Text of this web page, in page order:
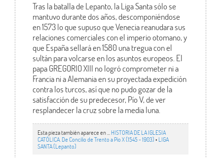
Tras la batalla de Lepanto, la Liga Santa sólo se
mantuvo durante dos años, descomponiéndose
en 1573 lo que supuso que Venecia reanudara sus
relaciones comerciales con el imperio otomano, y
que España sellará en 1580 una tregua con el
sultán para volcarse en los asuntos europeos. El
papa GREGORIO XIII no logró comprometer ni a
Francia ni a Alemania en su proyectada expedición
contra los turcos, así que no pudo gozar de la
satisfacción de su predecesor, Pío V, de ver
resplandecer la cruz sobre la media luna.
Esta pieza también aparece en ... HISTORIA DE LA IGLESIA
CATÓLICA. De Concilio de Trento a Pío X (1545 - 1903)• LIGA
SANTA (Lepanto)